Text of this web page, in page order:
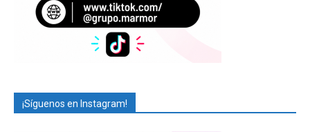
¡Síguenos en Instagram!